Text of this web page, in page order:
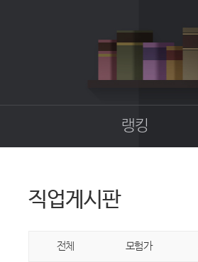
랭킹
직업게시판
전체 모험가